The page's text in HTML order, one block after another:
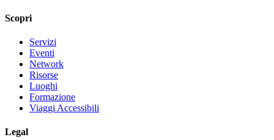
Scopri
Servizi
Eventi
Network
Risorse
Luoghi
Formazione
Viaggi Accessibili
Legal